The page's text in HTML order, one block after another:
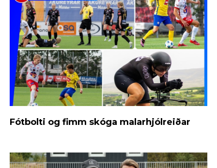
Fótbolti og fimm skóga malarhjólreiðar